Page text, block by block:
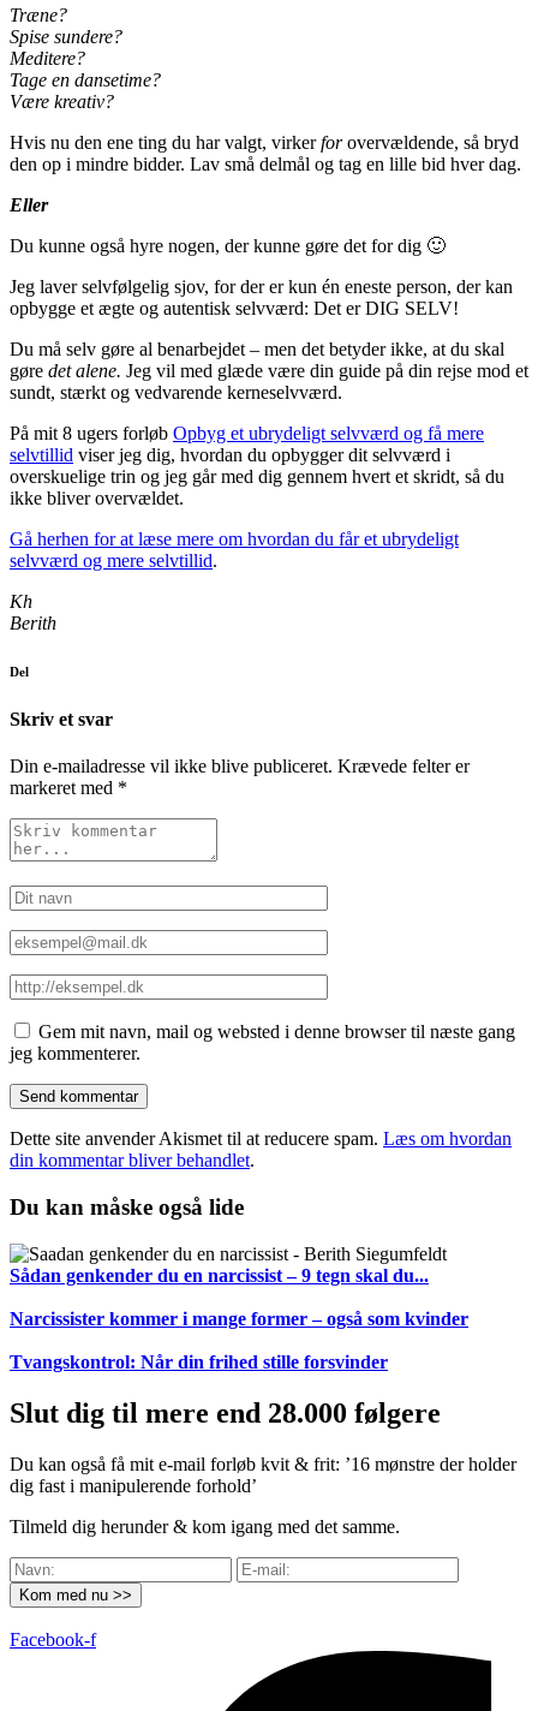
Træne?
Spise sundere?
Meditere?
Tage en dansetime?
Være kreativ?
Hvis nu den ene ting du har valgt, virkerforovervældende, så bryd
den op i mindre bidder. Lav små delmål og tag en lille bid hver dag.
Eller
Du kunne også hyre nogen, der kunne gøre det for dig 🙂
Jeg laver selvfølgelig sjov, for der er kun én eneste person, der kan
opbygge et ægte og autentisk selvværd: Det er DIG SELV!
Du må selv gøre al benarbejdet – men det betyder ikke, at du skal
gøre det alene. Jeg vil med glæde være din guide på din rejse mod et
sundt, stærkt og vedvarende kerneselvværd.
På mit 8 ugers forløb Opbyg et ubrydeligt selvværd og få mere
selvtillid viser jeg dig, hvordan du opbygger dit selvværd i
overskuelige trin og jeg går med dig gennem hvert et skridt, så du
ikke bliver overvældet.
Gå herhen for at læse mere om hvordan du får et ubrydeligt
selvværd og mere selvtillid.
Kh
Berith
Del
Skriv et svar
Din e-mailadresse vil ikke blive publiceret. Krævede felter er
markeret med *
Gem mit navn, mail og websted i denne browser til næste gang
jeg kommenterer.
Dette site anvender Akismet til at reducere spam. Læs om hvordan
din kommentar bliver behandlet.
Du kan måske også lide
Sådan genkender du en narcissist – 9 tegn skal du...
Narcissister kommer i mange former – også som kvinder
Tvangskontrol: Når din frihed stille forsvinder
Slut dig til mere end 28.000 følgere
Du kan også få mit e-mail forløb kvit & frit: ’16 mønstre der holder
dig fast i manipulerende forhold’
Tilmeld dig herunder & kom igang med det samme.
Kom med nu >>
Facebook-f